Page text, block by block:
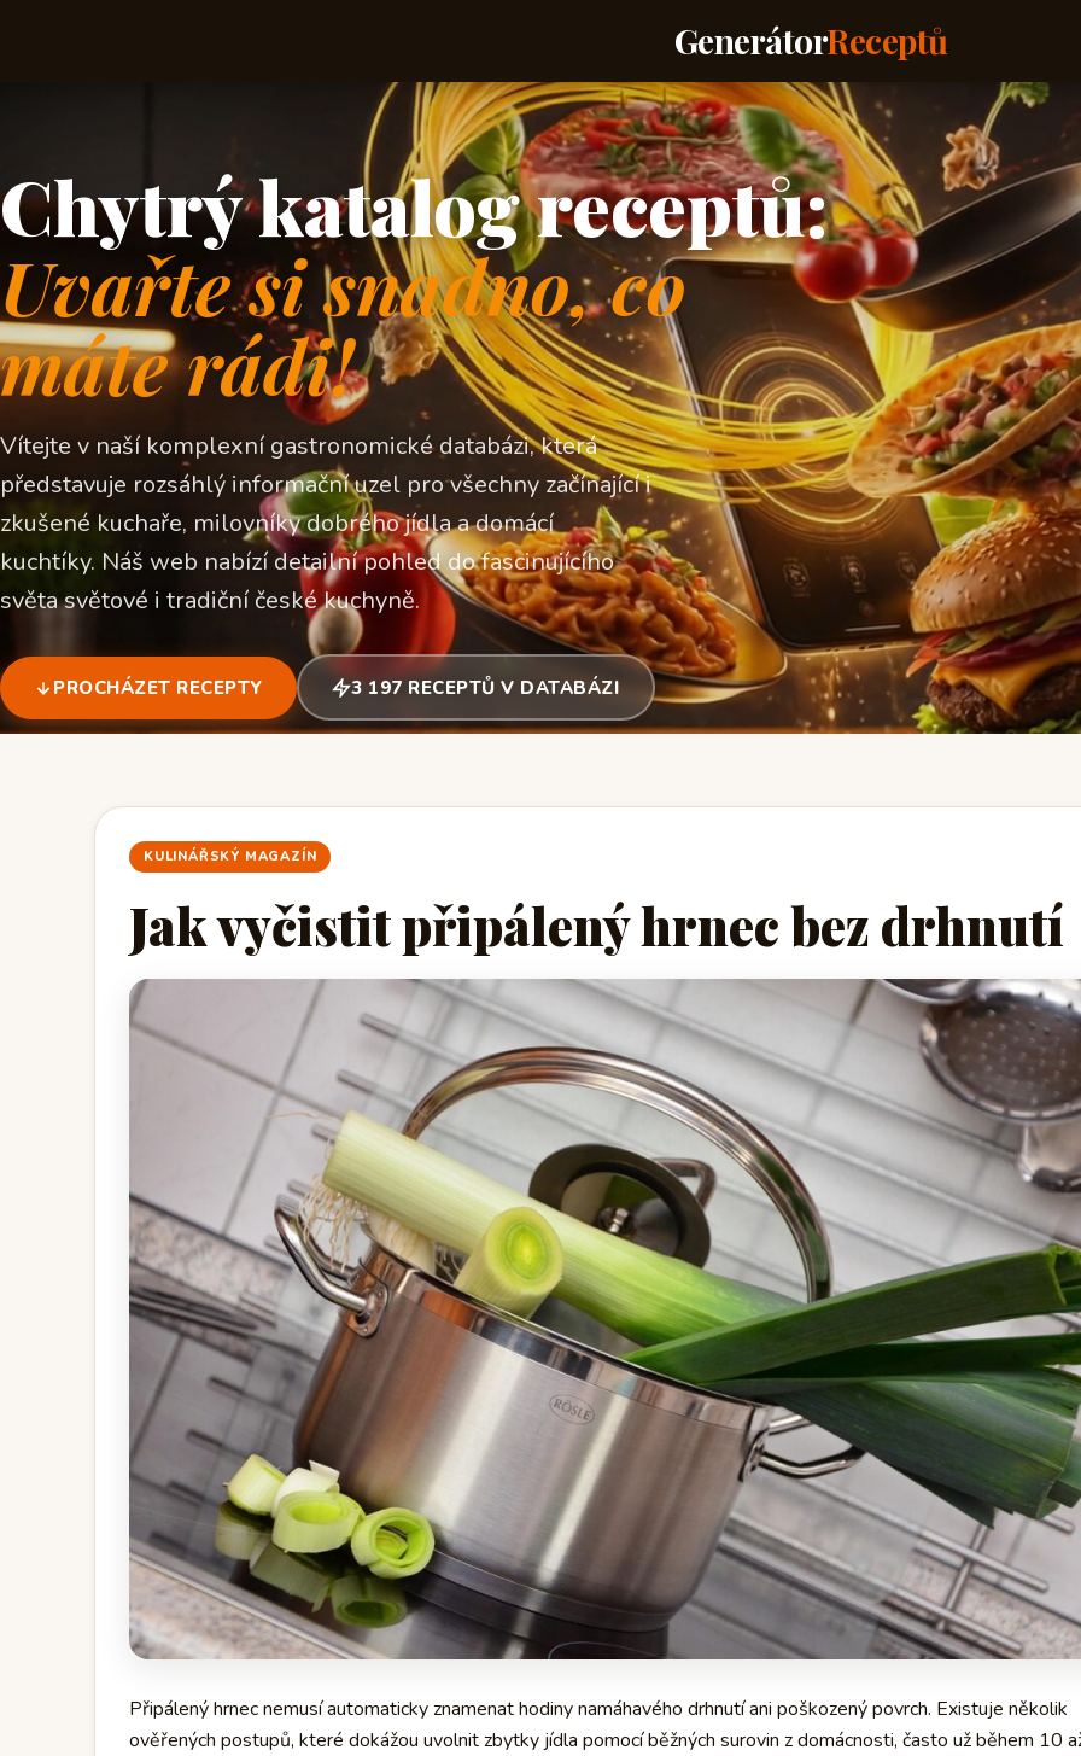
GenerátorReceptů
Chytrý katalog receptů:
Uvařte si snadno, co
máte rádi!
Vítejte v naší komplexní gastronomické databázi, která
představuje rozsáhlý informační uzel pro všechny začínající i
zkušené kuchaře, milovníky dobrého jídla a domácí
kuchtíky. Náš web nabízí detailní pohled do fascinujícího
světa světové i tradiční české kuchyně.
PROCHÁZET RECEPTY 3 197 RECEPTŮ V DATABÁZI
KULINÁŘSKÝ MAGAZÍN
Jak vyčistit připálený hrnec bez drhnutí
Připálený hrnec nemusí automaticky znamenat hodiny namáhavého drhnutí ani poškozený povrch. Existuje několik
ověřených postupů, které dokážou uvolnit zbytky jídla pomocí běžných surovin z domácnosti, často už během 10